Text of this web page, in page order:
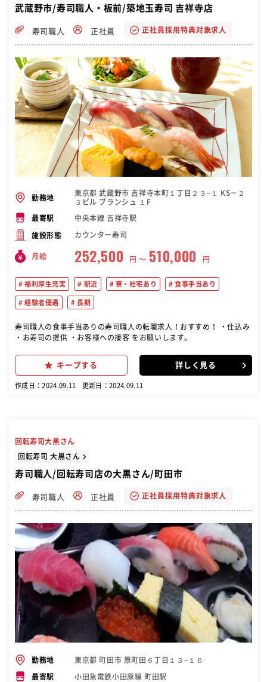
武蔵野市/寿司職人・板前/築地玉寿司 吉祥寺店
寿司職人 正社員 正社員採用特典対象求人
勤務地
東京都 武蔵野市 吉祥寺本町１丁目２３−１ KS－２
３ビル ブランシュ １F
最寄駅 中央本線 吉祥寺駅
施設形態 カウンター寿司
月給 252,500 円 〜 510,000 円
福利厚生充実 駅近 寮・社宅あり 食事手当あり
経験者優遇 長期
寿司職人の食事手当ありの寿司職人の転職求人！おすすめ！ ・仕込み
・お寿司の提供 ・お客様への接客 をお願いします。
キープする 詳しく見る
作成日：2024.09.11 更新日：2024.09.11
回転寿司大黒さん
回転寿司 大黒さん
寿司職人/回転寿司店の大黒さん/町田市
寿司職人 正社員 正社員採用特典対象求人
勤務地 東京都 町田市 原町田６丁目１３−１６
最寄駅 小田急電鉄小田原線 町田駅